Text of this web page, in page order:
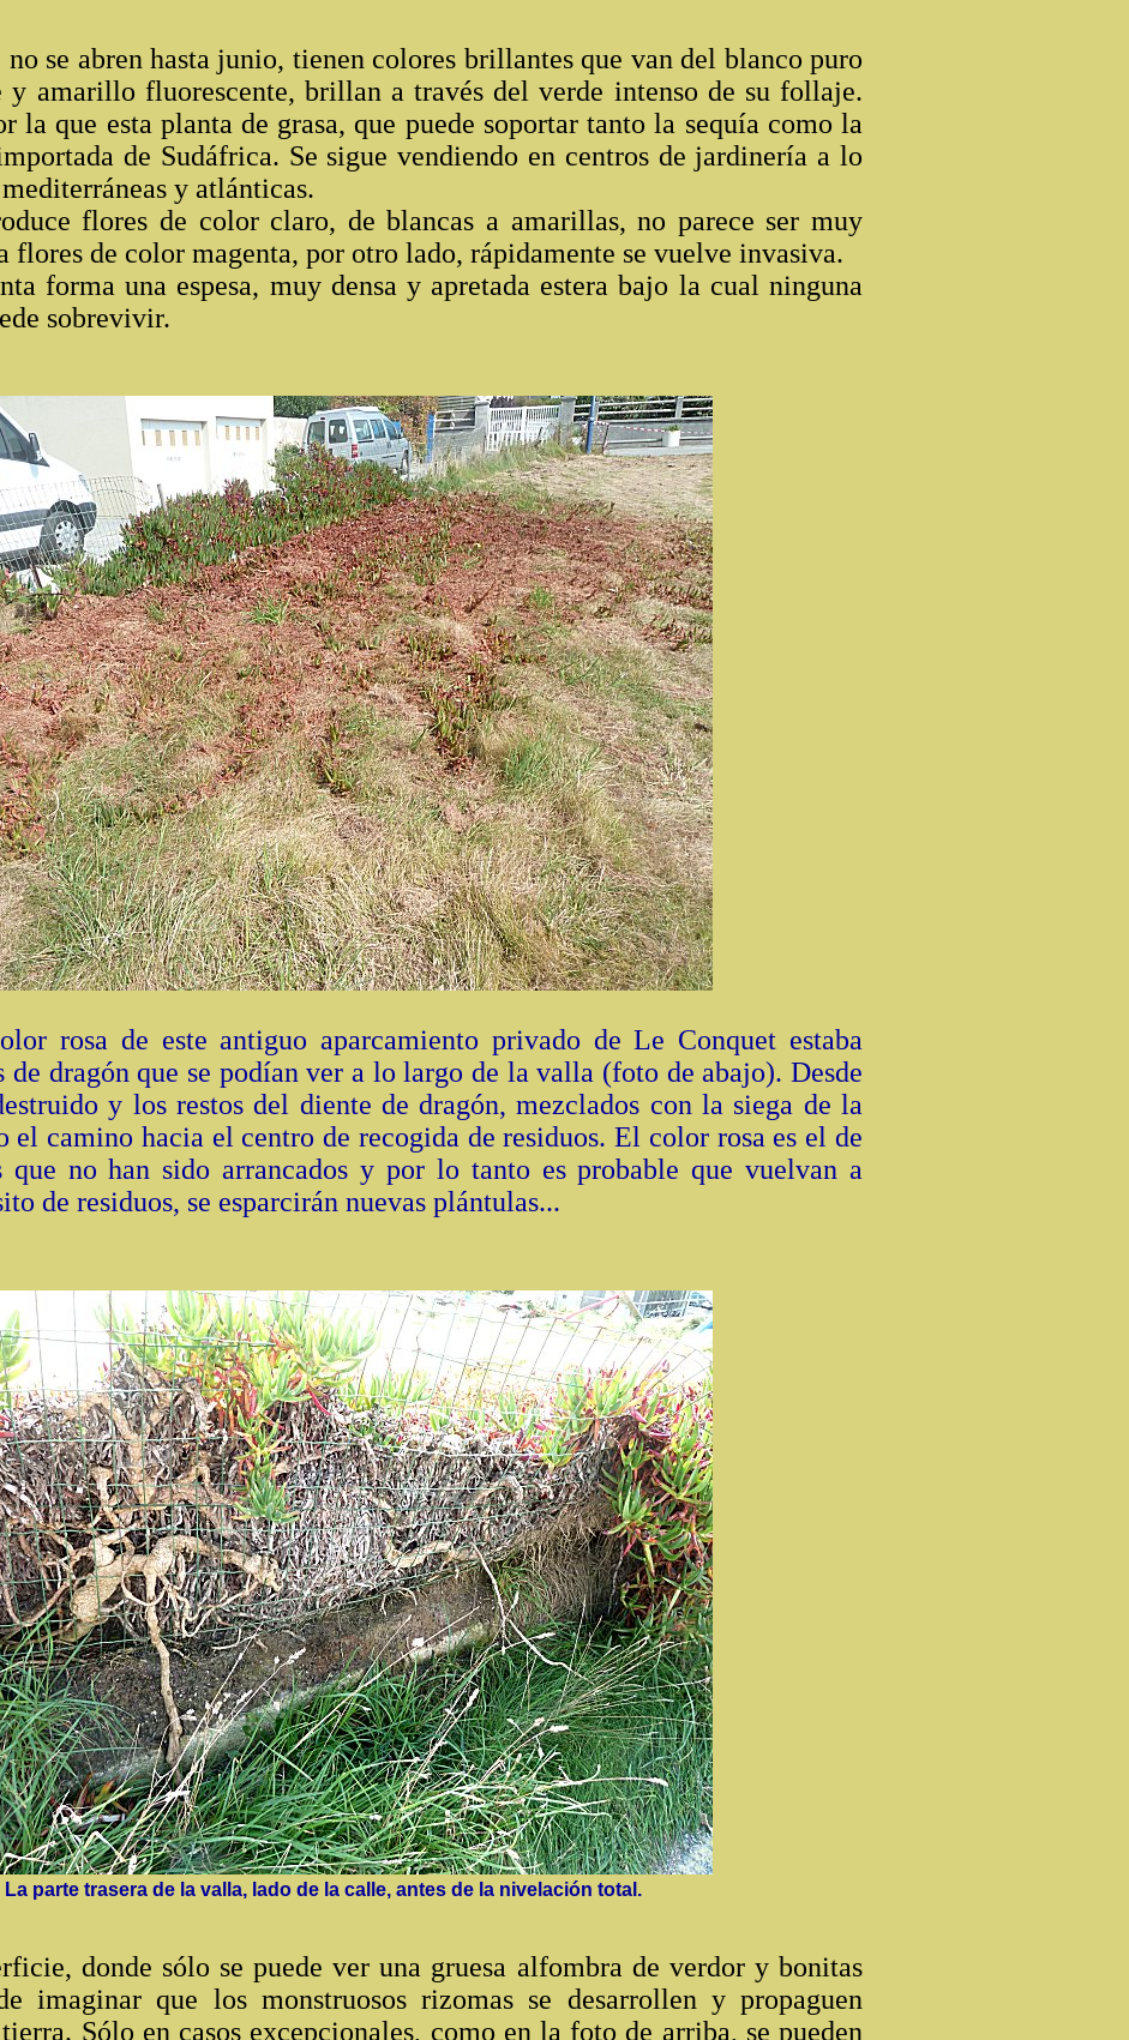
se abren hasta junio, tienen colores brillantes que van del blanco puro
amarillo fluorescente, brillan a través del verde intenso de su follaje.
la que esta planta de grasa, que puede soportar tanto la sequía como la
de Sudáfrica. Se sigue vendiendo en centros de jardinería a lo
y atlánticas.
flores de color claro, de blancas a amarillas, no parece ser muy
flores de color magenta, por otro lado, rápidamente se vuelve invasiva.
forma una espesa, muy densa y apretada estera bajo la cual ninguna
sobrevivir.
rosa de este antiguo aparcamiento privado de Le Conquet estaba
de dragón que se podían ver a lo largo de la valla (foto de abajo). Desde
y los restos del diente de dragón, mezclados con la siega de la
el camino hacia el centro de recogida de residuos. El color rosa es el de
que no han sido arrancados y por lo tanto es probable que vuelvan a
de residuos, se esparcirán nuevas plántulas...
La parte trasera de la valla, lado de la calle, antes de la nivelación total.
donde sólo se puede ver una gruesa alfombra de verdor y bonitas
imaginar que los monstruosos rizomas se desarrollen y propaguen
Sólo en casos excepcionales, como en la foto de arriba, se pueden